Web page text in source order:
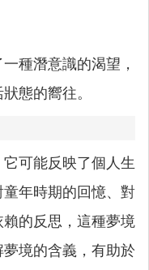
種潛意識的渴望，
態的嚮往。
可能反映了個人生
年時期的回憶、對
的反思，這種夢境
境的含義，有助於